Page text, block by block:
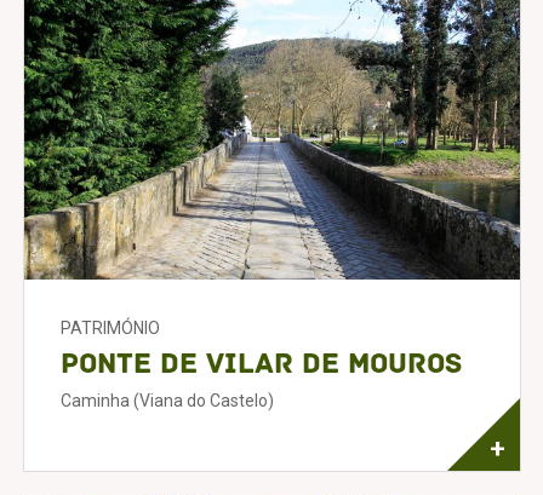
PATRIMÓNIO
Ponte de Vilar de Mouros
Caminha (Viana do Castelo)
+